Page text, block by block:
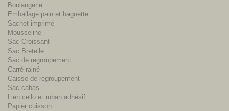
Boulangerie
Emballage pain et baguette
Sachet imprimé
Mousseline
Sac Croissant
Sac Bretelle
Sac de regroupement
Carré rainé
Caisse de regroupement
Sac cabas
Lien cello et ruban adhésif
Papier cuisson